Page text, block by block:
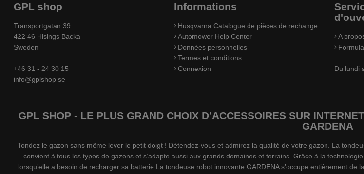
GPL shop
Transportgatan 39
422 46 Hisings Backa
Sweden
+46 31 - 24 30 15
info@gplshop.se
Informations
Husqvarna Catalogue de pièces de rechange
Automower Help Center
Données personnelles
Termes et conditions
Connexion
A
Du lundi
GPL SHOP - LE PLUS GRAND CHOIX D’ACCESSOIRES SUR
GARDENA
Tondez le gazon sans même lever le petit doigt ! Détendez-vous et admirez la qualité de votre gazon. La
convient à tous les types de gazons et s’adapte aussi aux grands domaines et terrains. Grâce à la
lorsqu’elle a besoin de recharger sa batterie La tondeuse robot innovante GARDENA s’occupe entièrement